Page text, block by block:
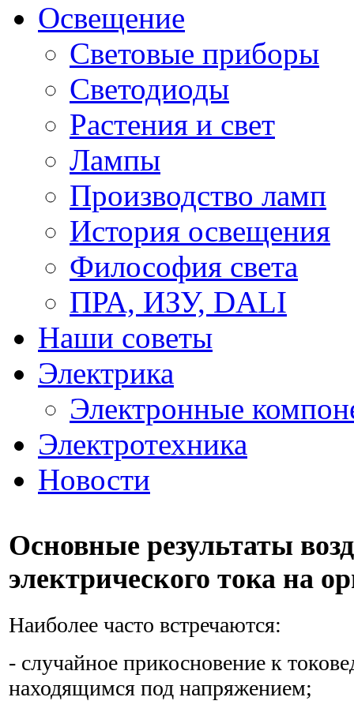
Освещение
Световые приборы
Светодиоды
Растения и свет
Лампы
Производство ламп
История освещения
Философия света
ПРА, ИЗУ, DALI
Наши советы
Электрика
Электронные
Электротехника
Новости
Основные результаты
электрического тока на
Наиболее часто встречаются:
- случайное прикосновение к
находящимся под напряжением;